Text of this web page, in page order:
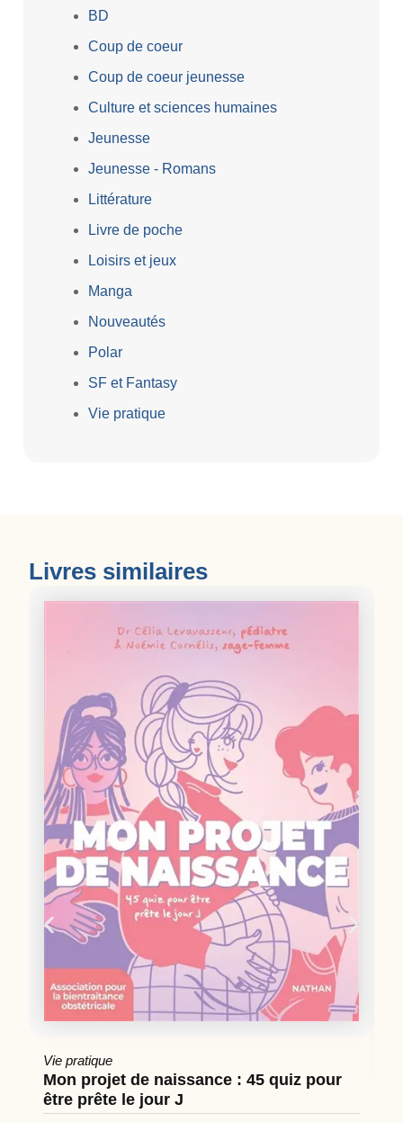
BD
Coup de coeur
Coup de coeur jeunesse
Culture et sciences humaines
Jeunesse
Jeunesse - Romans
Littérature
Livre de poche
Loisirs et jeux
Manga
Nouveautés
Polar
SF et Fantasy
Vie pratique
Livres similaires
Vie pratique
Mon projet de naissance : 45 quiz pour
être prête le jour J